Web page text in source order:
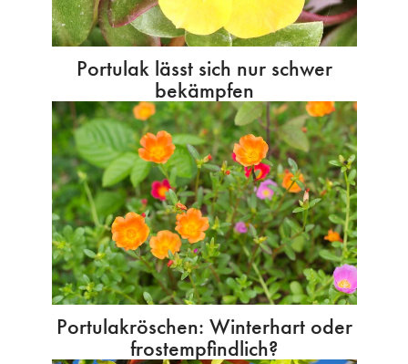
Portulak lässt sich nur schwer
bekämpfen
Portulakröschen: Winterhart oder
frostempfindlich?